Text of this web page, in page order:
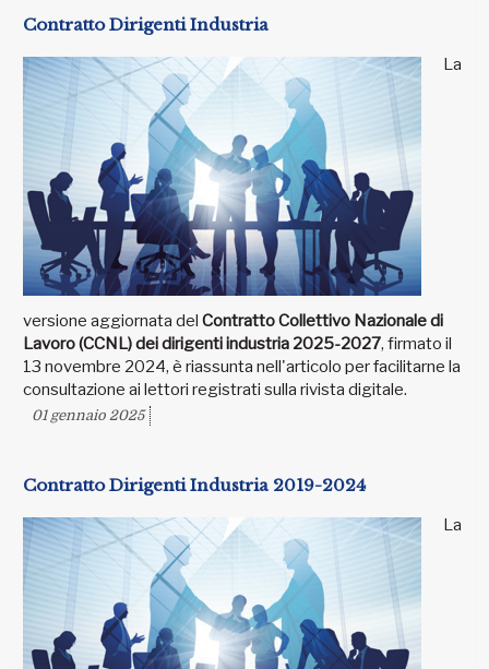
Contratto Dirigenti Industria
La
versione aggiornata del Contratto Collettivo Nazionale di
Lavoro (CCNL) dei dirigenti industria 2025-2027, firmato il
13 novembre 2024, è riassunta nell'articolo per facilitarne la
consultazione ai lettori registrati sulla rivista digitale.
01 gennaio 2025
Contratto Dirigenti Industria 2019-2024
La